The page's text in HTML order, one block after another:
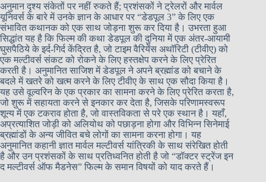
अनुमान दृश्य संकेतों पर नहीं रुकते हैं; प्रशंसकों ने ट्रेलरों और मार्वल
यूनिवर्स के बारे में उनके ज्ञान के आधार पर “डेडपूल 3” के लिए एक
संभावित कथानक को एक साथ जोड़ना शुरू कर दिया है। उभरता हुआ
सिद्धांत यह है कि फिल्म की कथा डेडपूल की दुनिया में एक अंतर-आयामी
घुसपैठिये के इर्द-गिर्द केंद्रित है, जो टाइम वैरियेंस अथॉरिटी (टीवीए) को
एक मल्टीवर्स संकट को रोकने के लिए हस्तक्षेप करने के लिए प्रेरित
करती है। अनुमानित साजिश में डेडपूल ने अपने ब्रह्मांड को बचाने के
बदले में खतरे को खत्म करने के लिए टीवीए के साथ एक सौदा किया है।
यह उसे वूल्वरिन के एक प्रकार का सामना करने के लिए प्रेरित करता है,
जो शुरू में सहायता करने से इनकार कर देता है, जिसके परिणामस्वरूप
शून्य में एक टकराव होता है, जो वास्तविकता से परे एक स्थान है। यहाँ,
अप्रत्याशित जोड़ी को अलियोथ को पछाड़ना होगा और विभिन्न सिनेमाई
ब्रह्मांडों के अन्य जीवित बचे लोगों का सामना करना होगा। यह
अनुमानित कहानी ज्ञात मार्वल मल्टीवर्स यांत्रिकी के साथ संरेखित होती
है और उन प्रशंसकों के साथ प्रतिध्वनित होती है जो “डॉक्टर स्ट्रेंज इन
द मल्टीवर्स ऑफ मैडनेस” फिल्म के समान विषयों को याद करते हैं।